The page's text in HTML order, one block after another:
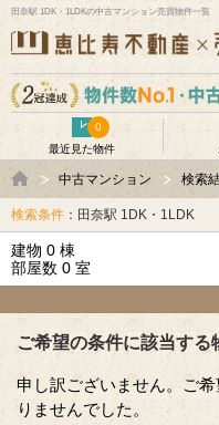
田奈駅 1DK・1LDKの中古マンション売買物件一覧
最近見た物件
0
中古マンション 検索
検索条件 ：田奈駅 1DK・1LDK
建物 0 棟
部屋数 0 室
ご希望の条件に該当する
申し訳ございません。ご
りませんでした。